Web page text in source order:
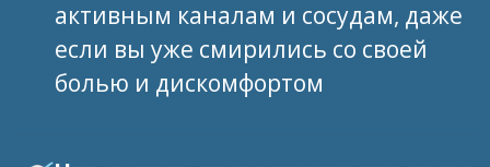
активным каналам и сосудам, даже
если вы уже смирились со своей
болью и дискомфортом